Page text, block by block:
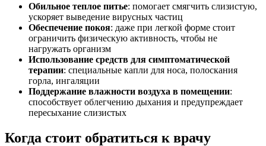
Обильное теплое питье: помогает смягчить слизистую,
ускоряет выведение вирусных частиц
Обеспечение покоя: даже при легкой форме стоит
ограничить физическую активность, чтобы не
нагружать организм
Использование средств для симптоматической
терапии: специальные капли для носа, полоскания
горла, ингаляции
Поддержание влажности воздуха в помещении:
способствует облегчению дыхания и предупреждает
пересыхание слизистых
Когда стоит обратиться к врачу